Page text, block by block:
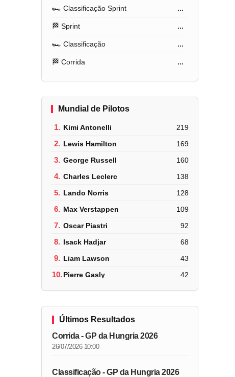
🏎️ Classificação Sprint ...
🏁 Sprint ...
🏎️ Classificação ...
🏁 Corrida ...
Mundial de Pilotos
1. Kimi Antonelli 219
2. Lewis Hamilton 169
3. George Russell 160
4. Charles Leclerc 138
5. Lando Norris 128
6. Max Verstappen 109
7. Oscar Piastri 92
8. Isack Hadjar 68
9. Liam Lawson 43
10.Pierre Gasly 42
Últimos Resultados
Corrida - GP da Hungria 2026
26/07/2026 10:00
Classificação - GP da Hungria 2026